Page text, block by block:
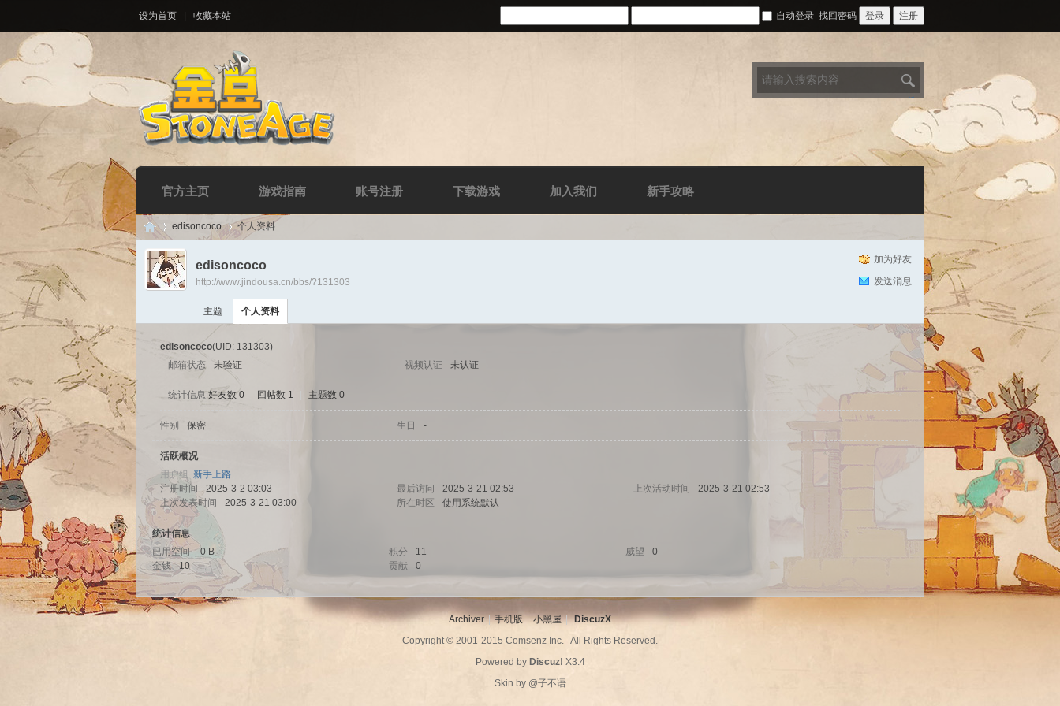
设为首页 收藏本站 自动登录 找回密码 登录 注册
官方主页 游戏指南 账号注册 下载游戏 加入我们 新手攻略
Di
uz!
›
edisoncoco 个人资料
加为好友
发送消息
edisoncoco
http://www.jindousa.cn/bbs/?131303
主题 个人资料
edisoncoco(UID: 131303)
邮箱状态
未验证 视频认证 未认证
统计信息 好友数 0 回帖数 1 主题数 0
性别 保密 生日 -
活跃概况
用户组 新手上路
注册时间
2025-3-2 03:03 最后访问 2025-3-21 02:53 上次活动时间
2025-3-21 02:53
上次发表时间
2025-3-21 03:00 所在时区 使用系统默认
统计信息
已用空间
0 B 积分 11 威望
0
金钱
10 贡献 0
Archiver | 手机版 | 小黑屋 | DiscuzX
Copyright © 2001-2015 Comsenz Inc. All Rights Reserved.
Powered by Discuz! X3.4
Skin by @子不语